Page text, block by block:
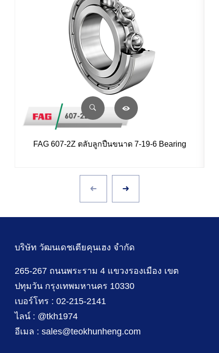
FAG 607-2Z ตลับลูกปืนขนาด 7-19-6 Bearing
บริษัท วัฒนเดชเตียคุนเฮง จำกัด
265-267 ถนนพระราม 4 แขวงรองเมือง เขต
ปทุมวัน กรุงเทพมหานคร 10330
เบอร์โทร : 02-215-2141
ไลน์ : @tkh1974
อีเมล : sales@teokhunheng.com